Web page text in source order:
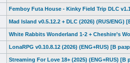
Femboy Futa House - Kinky Field Trip DLC
Mad Island v0.5.12.2 + DLC (2026) (RUS/ENG)
White Rabbits Wonderland 1-2 + Cheshire’s
LonaRPG v0.10.8.12 (2026) (ENG+RUS) [В
Streaming For Love 18+ (2025) (ENG+RUS) [В